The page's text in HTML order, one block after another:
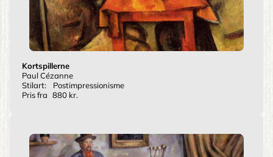
Kortspillerne
Paul Cézanne
Stilart:
Postimpressionisme
Pris fra 880 kr.